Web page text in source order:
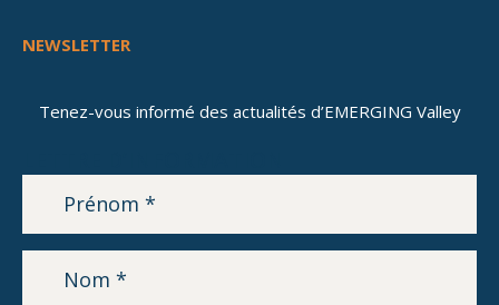
NEWSLETTER
Tenez-vous informé des actualités d’EMERGING Valley